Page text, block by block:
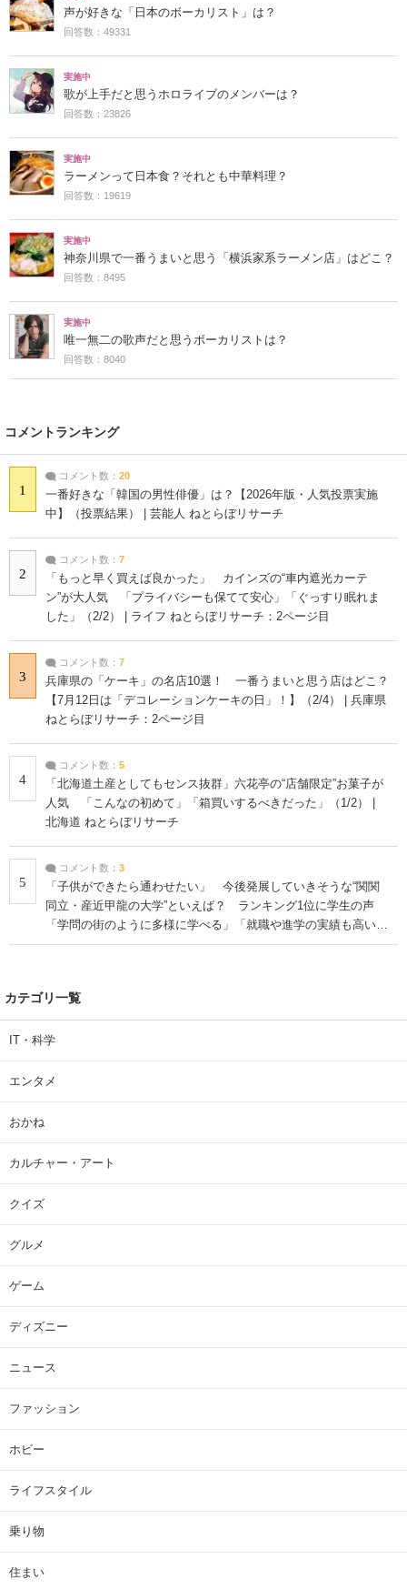
声が好きな「日本のボーカリスト」は？
回答数：49331
実施中
歌が上手だと思うホロライブのメンバーは？
回答数：23826
実施中
ラーメンって日本食？それとも中華料理？
回答数：19619
実施中
神奈川県で一番うまいと思う「横浜家系ラーメン店」はどこ？
回答数：8495
実施中
唯一無二の歌声だと思うボーカリストは？
回答数：8040
コメントランキング
1
コメント数： 20
一番好きな「韓国の男性俳優」は？【2026年版・人気投票実施
中】（投票結果） | 芸能人 ねとらぼリサーチ
2
コメント数： 7
「もっと早く買えば良かった」 カインズの“車内遮光カーテ
ン”が大人気 「プライバシーも保てて安心」「ぐっすり眠れま
した」（2/2） | ライフ ねとらぼリサーチ：2ページ目
3
コメント数： 7
兵庫県の「ケーキ」の名店10選！ 一番うまいと思う店はどこ？
【7月12日は「デコレーションケーキの日」！】（2/4） | 兵庫県
ねとらぼリサーチ：2ページ目
4
コメント数： 5
「北海道土産としてもセンス抜群」六花亭の“店舗限定”お菓子が
人気 「こんなの初めて」「箱買いするべきだった」（1/2） |
北海道 ねとらぼリサーチ
5
コメント数： 3
「子供ができたら通わせたい」 今後発展していきそうな“関関
同立・産近甲龍の大学”といえば？ ランキング1位に学生の声
「学問の街のように多様に学べる」「就職や進学の実績も高い」
| 大学 ねとらぼリサーチ
カテゴリ一覧
IT・科学
エンタメ
おかね
カルチャー・アート
クイズ
グルメ
ゲーム
ディズニー
ニュース
ファッション
ホビー
ライフスタイル
乗り物
住まい